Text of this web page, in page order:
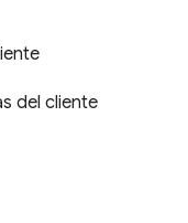
del cliente